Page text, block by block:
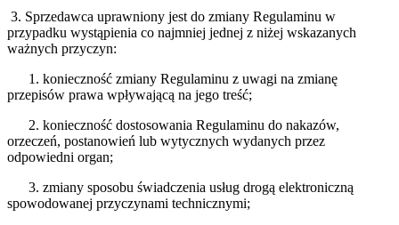
3. Sprzedawca uprawniony jest do zmiany Regulaminu w
przypadku wystąpienia co najmniej jednej z niżej wskazanych
ważnych przyczyn:
1. konieczność zmiany Regulaminu z uwagi na zmianę
przepisów prawa wpływającą na jego treść;
2. konieczność dostosowania Regulaminu do nakazów,
orzeczeń, postanowień lub wytycznych wydanych przez
odpowiedni organ;
3. zmiany sposobu świadczenia usług drogą elektroniczną
spowodowanej przyczynami technicznymi;